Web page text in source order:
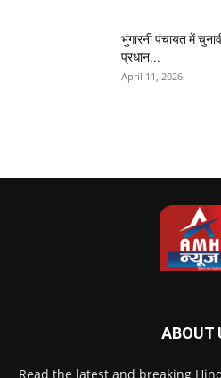
भुंगारनी पंचायत में
प्रधान...
April 11, 2026
ABOUT
Read the latest and breaking